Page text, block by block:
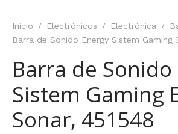
Inicio / Electrónicos / Electrónica /
Barra de Sonido Energy Sistem Gaming
Barra de Sonido
Sistem Gaming
Sonar, 451548